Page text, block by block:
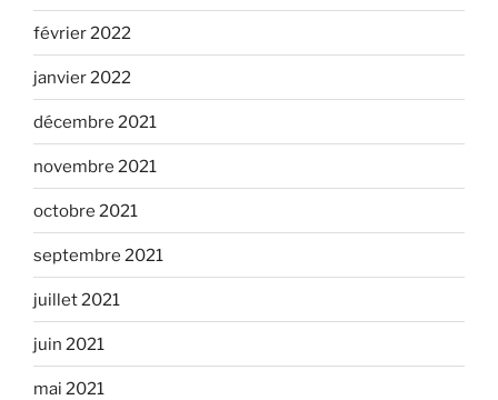
février 2022
janvier 2022
décembre 2021
novembre 2021
octobre 2021
septembre 2021
juillet 2021
juin 2021
mai 2021